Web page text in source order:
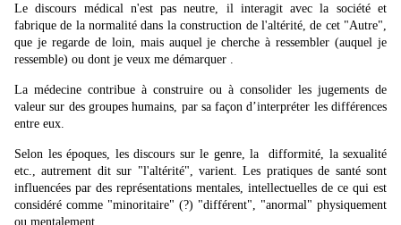
Le discours médical n'est pas neutre, il interagit avec la société et
fabrique de la normalité dans la construction de l'altérité, de cet "Autre",
que je regarde de loin, mais auquel je cherche à ressembler (auquel je
ressemble) ou dont je veux me démarquer .
La médecine contribue à construire ou à consolider les jugements de
valeur sur des groupes humains, par sa façon d’interpréter les différences
entre eux.
Selon les époques, les discours sur le genre, la difformité, la sexualité
etc., autrement dit sur "l'altérité", varient. Les pratiques de santé sont
influencées par des représentations mentales, intellectuelles de ce qui est
considéré comme "minoritaire" (?) "différent", "anormal" physiquement
ou mentalement.